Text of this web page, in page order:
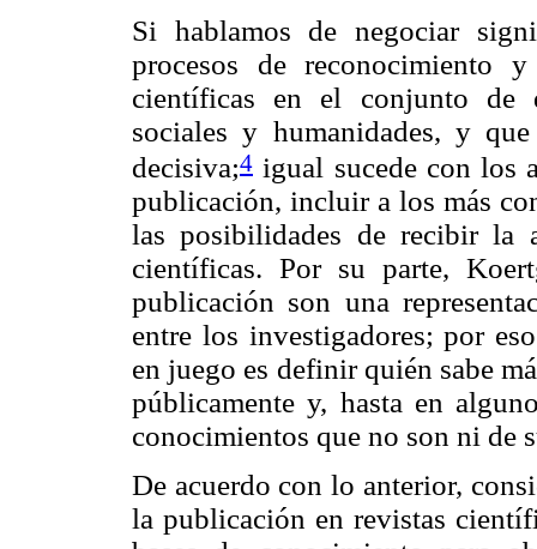
Si hablamos de negociar
procesos de reconocimiento
científicas en el conjunto de
sociales y humanidades, y
decisiva;4 igual sucede con los
publicación, incluir a los más
las posibilidades de recibir la
científicas. Por su parte,
publicación son una
entre los investigadores; por
en juego es definir quién sabe
públicamente y, hasta en
conocimientos que no son ni de
De acuerdo con lo anterior,
la publicación en revistas